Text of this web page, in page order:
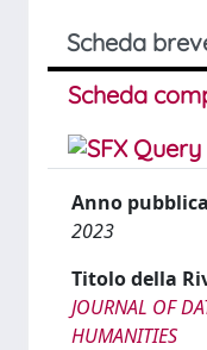
Scheda
Scheda
Anno
2023
Titolo della
JOURNAL OF
HUMANITIES